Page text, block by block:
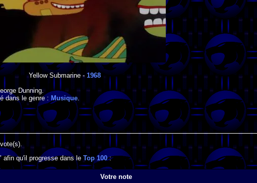
Yellow Submarine - 1968
Dunning.
dans le genre : Musique.
afin qu'il progresse dans le Top 100:
Votre note